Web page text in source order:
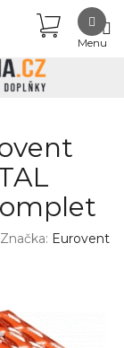
KOŠÍK
Značka: Eurovent